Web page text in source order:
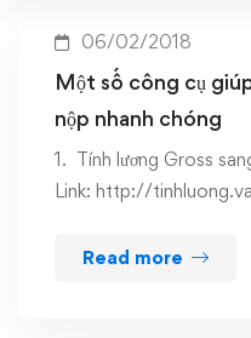
06/02/2018
Một số công cụ
nộp nhanh chóng
1. Tính lương Gross
Link: http://
Read more